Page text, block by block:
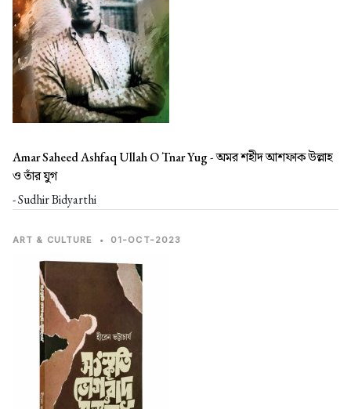
Amar Saheed Ashfaq Ullah O Tnar Yug -অমর শহীদ আশফাক উল্লাহ
ও তাঁর যুগ
- Sudhir Bidyarthi
ART & CULTURE • 01-OCT-2023